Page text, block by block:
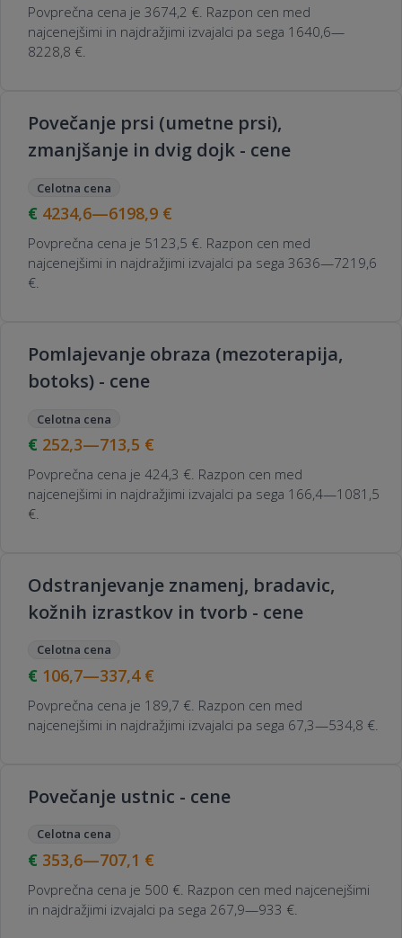
Povprečna cena je 3674,2 €. Razpon cen med
najcenejšimi in najdražjimi izvajalci pa sega 1640,6—
8228,8 €.
Povečanje prsi (umetne prsi),
zmanjšanje in dvig dojk - cene
Celotna cena
4234,6—6198,9 €
Povprečna cena je 5123,5 €. Razpon cen med
najcenejšimi in najdražjimi izvajalci pa sega 3636—7219,6
€.
Pomlajevanje obraza (mezoterapija,
botoks) - cene
Celotna cena
252,3—713,5 €
Povprečna cena je 424,3 €. Razpon cen med
najcenejšimi in najdražjimi izvajalci pa sega 166,4—1081,5
€.
Odstranjevanje znamenj, bradavic,
kožnih izrastkov in tvorb - cene
Celotna cena
106,7—337,4 €
Povprečna cena je 189,7 €. Razpon cen med
najcenejšimi in najdražjimi izvajalci pa sega 67,3—534,8 €.
Povečanje ustnic - cene
Celotna cena
353,6—707,1 €
Povprečna cena je 500 €. Razpon cen med najcenejšimi
in najdražjimi izvajalci pa sega 267,9—933 €.